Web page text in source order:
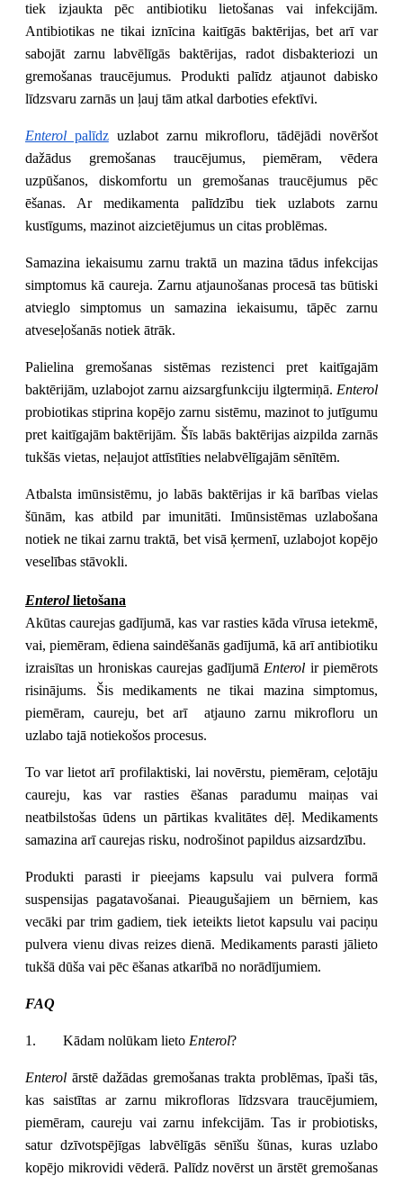
tiek izjaukta pēc antibiotiku lietošanas vai infekcijām.
Antibiotikas ne tikai iznīcina kaitīgās baktērijas, bet arī var
sabojāt zarnu labvēlīgās baktērijas, radot disbakteriozi un
gremošanas traucējumus. Produkti palīdz atjaunot dabisko
līdzsvaru zarnās un ļauj tām atkal darboties efektīvi.
Enterol palīdzuzlabot zarnu mikrofloru, tādējādi novēršot
dažādus gremošanas traucējumus, piemēram, vēdera
uzpūšanos, diskomfortu un gremošanas traucējumus pēc
ēšanas. Ar medikamenta palīdzību tiek uzlabots zarnu
kustīgums, mazinot aizcietējumus un citas problēmas.
Samazina iekaisumu zarnu traktā un mazina tādus infekcijas
simptomus kā caureja. Zarnu atjaunošanas procesā tas būtiski
atvieglo simptomus un samazina iekaisumu, tāpēc zarnu
atveseļošanās notiek ātrāk.
Palielina gremošanas sistēmas rezistenci pret kaitīgajām
baktērijām, uzlabojot zarnu aizsargfunkciju ilgtermiņā. Enterol
probiotikas stiprina kopējo zarnu sistēmu, mazinot to jutīgumu
pret kaitīgajām baktērijām. Šīs labās baktērijas aizpilda zarnās
tukšās vietas, neļaujot attīstīties nelabvēlīgajām sēnītēm.
Atbalsta imūnsistēmu, jo labās baktērijas ir kā barības vielas
šūnām, kas atbild par imunitāti. Imūnsistēmas uzlabošana
notiek ne tikai zarnu traktā, bet visā ķermenī, uzlabojot kopējo
veselības stāvokli.
Enterollietošana
Akūtas caurejas gadījumā, kas var rasties kāda vīrusa ietekmē,
vai, piemēram, ēdiena saindēšanās gadījumā, kā arī antibiotiku
izraisītas un hroniskas caurejas gadījumā Enterol ir piemērots
risinājums. Šis medikaments ne tikai mazina simptomus,
piemēram, caureju, bet arī atjauno zarnu mikrofloru un
uzlabo tajā notiekošos procesus.
To var lietot arī profilaktiski, lai novērstu, piemēram, ceļotāju
caureju, kas var rasties ēšanas paradumu maiņas vai
neatbilstošas ūdens un pārtikas kvalitātes dēļ. Medikaments
samazina arī caurejas risku, nodrošinot papildus aizsardzību.
Produkti parasti ir pieejams kapsulu vai pulvera formā
suspensijas pagatavošanai. Pieaugušajiem un bērniem, kas
vecāki par trim gadiem, tiek ieteikts lietot kapsulu vai paciņu
pulvera vienu divas reizes dienā. Medikaments parasti jālieto
tukšā dūša vai pēc ēšanas atkarībā no norādījumiem.
FAQ
1. Kādam nolūkam lieto Enterol?
Enterol ārstē dažādas gremošanas trakta problēmas, īpaši tās,
kas saistītas ar zarnu mikrofloras līdzsvara traucējumiem,
piemēram, caureju vai zarnu infekcijām. Tas ir probiotisks,
satur dzīvotspējīgas labvēlīgās sēnīšu šūnas, kuras uzlabo
kopējo mikrovidi vēderā. Palīdz novērst un ārstēt gremošanas